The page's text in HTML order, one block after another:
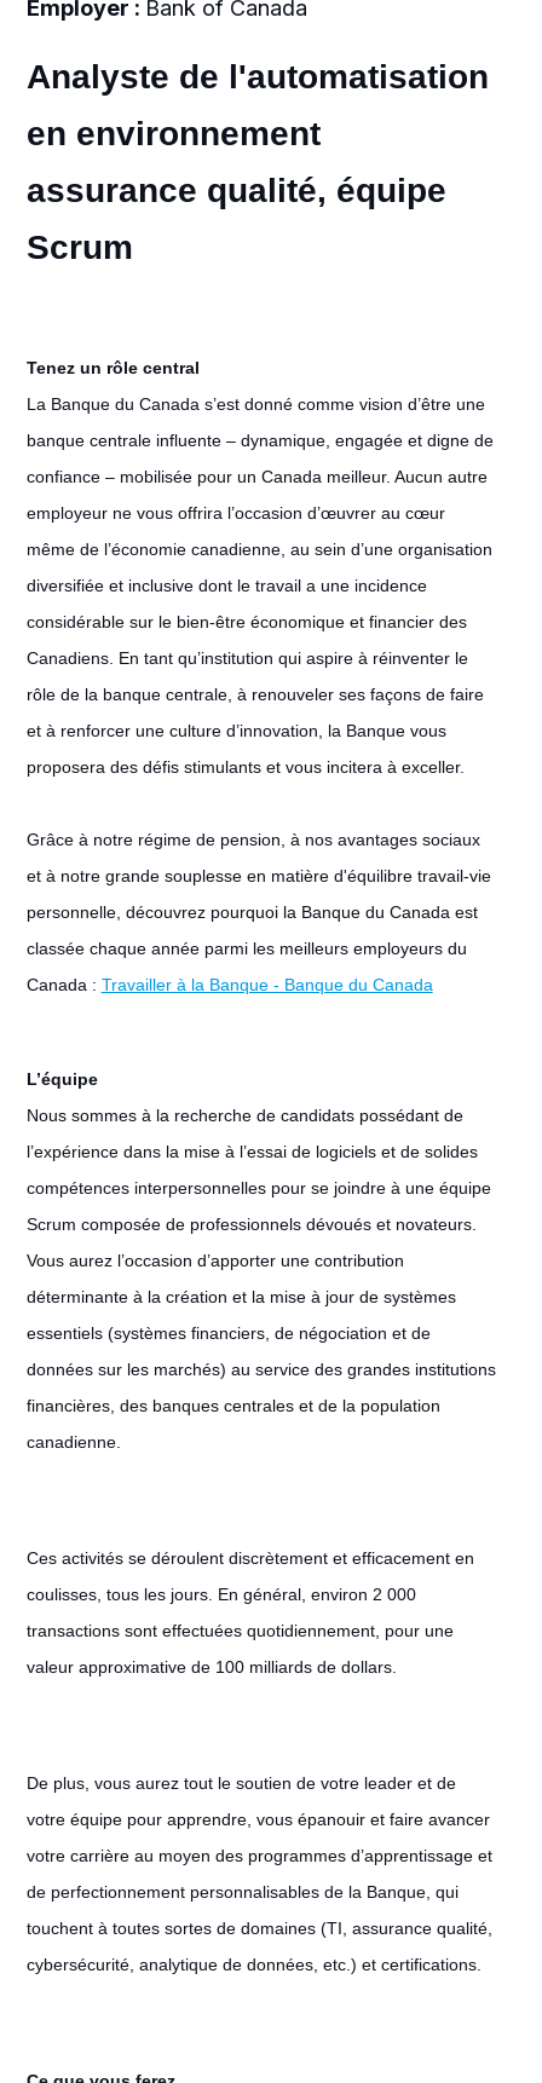
Employer : Bank of Canada
Analyste de l'automatisation
en environnement
assurance qualité, équipe
Scrum
Tenez un rôle central
La Banque du Canada s’est donné comme vision d’être une
banque centrale influente – dynamique, engagée et digne de
confiance – mobilisée pour un Canada meilleur. Aucun autre
employeur ne vous offrira l’occasion d’œuvrer au cœur
même de l’économie canadienne, au sein d’une organisation
diversifiée et inclusive dont le travail a une incidence
considérable sur le bien-être économique et financier des
Canadiens. En tant qu’institution qui aspire à réinventer le
rôle de la banque centrale, à renouveler ses façons de faire
et à renforcer une culture d’innovation, la Banque vous
proposera des défis stimulants et vous incitera à exceller.
Grâce à notre régime de pension, à nos avantages sociaux
et à notre grande souplesse en matière d'équilibre travail-vie
personnelle, découvrez pourquoi la Banque du Canada est
classée chaque année parmi les meilleurs employeurs du
Canada : Travailler à la Banque - Banque du Canada
L’équipe
Nous sommes à la recherche de candidats possédant de
l’expérience dans la mise à l’essai de logiciels et de solides
compétences interpersonnelles pour se joindre à une équipe
Scrum composée de professionnels dévoués et novateurs.
Vous aurez l’occasion d’apporter une contribution
déterminante à la création et la mise à jour de systèmes
essentiels (systèmes financiers, de négociation et de
données sur les marchés) au service des grandes institutions
financières, des banques centrales et de la population
canadienne.
Ces activités se déroulent discrètement et efficacement en
coulisses, tous les jours. En général, environ 2 000
transactions sont effectuées quotidiennement, pour une
valeur approximative de 100 milliards de dollars.
De plus, vous aurez tout le soutien de votre leader et de
votre équipe pour apprendre, vous épanouir et faire avancer
votre carrière au moyen des programmes d’apprentissage et
de perfectionnement personnalisables de la Banque, qui
touchent à toutes sortes de domaines (TI, assurance qualité,
cybersécurité, analytique de données, etc.) et certifications.